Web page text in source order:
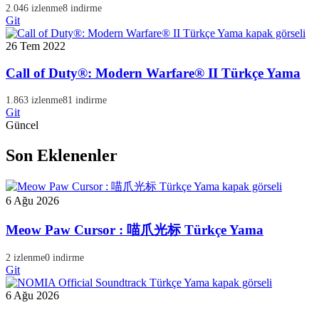
2.046 izlenme8 indirme
Git
26 Tem 2022
Call of Duty®: Modern Warfare® II Türkçe Yama
1.863 izlenme81 indirme
Git
Güncel
Son Eklenenler
6 Ağu 2026
Meow Paw Cursor : 喵爪光标 Türkçe Yama
2 izlenme0 indirme
Git
6 Ağu 2026